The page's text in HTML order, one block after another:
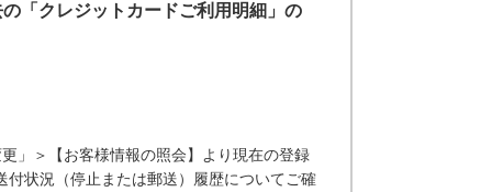
「クレジットカードご利用明細」の
」＞【お客様情報の照会】より現在の登録
状況（停止または郵送）履歴についてご確